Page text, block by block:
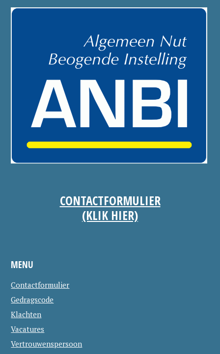
CONTACTFORMULIER
(KLIK HIER)
MENU
Contactformulier
Gedragscode
Klachten
Vacatures
Vertrouwenspersoon